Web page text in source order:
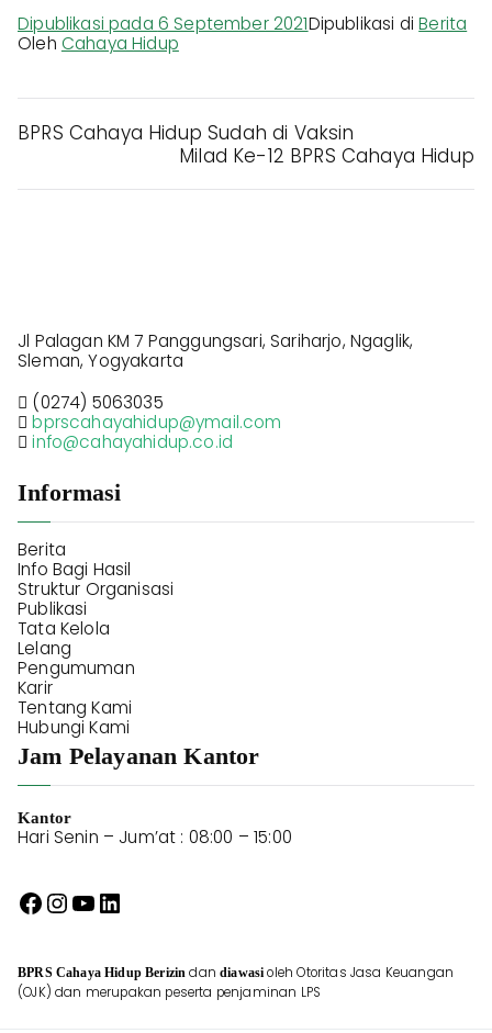
Dipublikasi pada 6 September 2021Dipublikasi diBerita
Oleh Cahaya Hidup
BPRS Cahaya Hidup Sudah di Vaksin
Milad Ke-12 BPRS Cahaya Hidup
Jl Palagan KM 7 Panggungsari, Sariharjo, Ngaglik,
Sleman, Yogyakarta
(0274) 5063035
bprscahayahidup@ymail.com
info@cahayahidup.co.id
Informasi
Berita
Info Bagi Hasil
Struktur Organisasi
Publikasi
Tata Kelola
Lelang
Pengumuman
Karir
Tentang Kami
Hubungi Kami
Jam Pelayanan Kantor
Kantor
Hari Senin – Jum’at : 08:00 – 15:00
BPRS CahayaHidup Berizin dandiawasi oleh Otoritas Jasa Keuangan
(OJK) dan merupakan peserta penjaminan LPS